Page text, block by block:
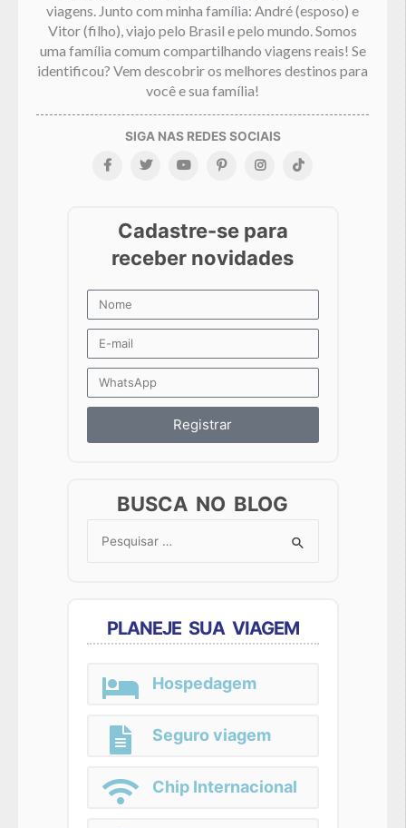
viagens. Junto com minha família: André (esposo) e
Vitor (filho), viajo pelo Brasil e pelo mundo. Somos
uma família comum compartilhando viagens reais! Se
identificou? Vem descobrir os melhores destinos para
você e sua família!
Registrar
BUSCA NO BLOG
Search
PLANEJE SUA VIAGEM
Hospedagem
Seguro viagem
Chip Internacional